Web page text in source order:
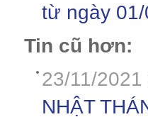
từ ngày
Tin cũ hơn:
23/11/2021
NHẬT